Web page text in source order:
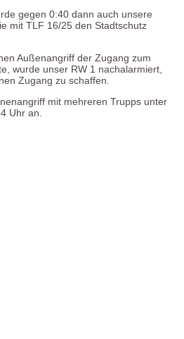
gegen 0:40 dann auch unsere
mit TLF 16/25 den Stadtschutz
Außenangriff der Zugang zum
wurde unser RW 1 nachalarmiert,
Zugang zu schaffen.
mit mehreren Trupps unter
Uhr an.